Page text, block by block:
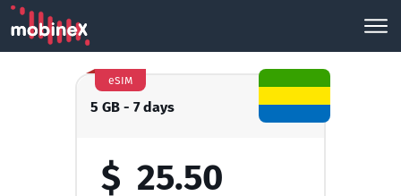
5 GB - 7 days
eSIM
$ 25.50